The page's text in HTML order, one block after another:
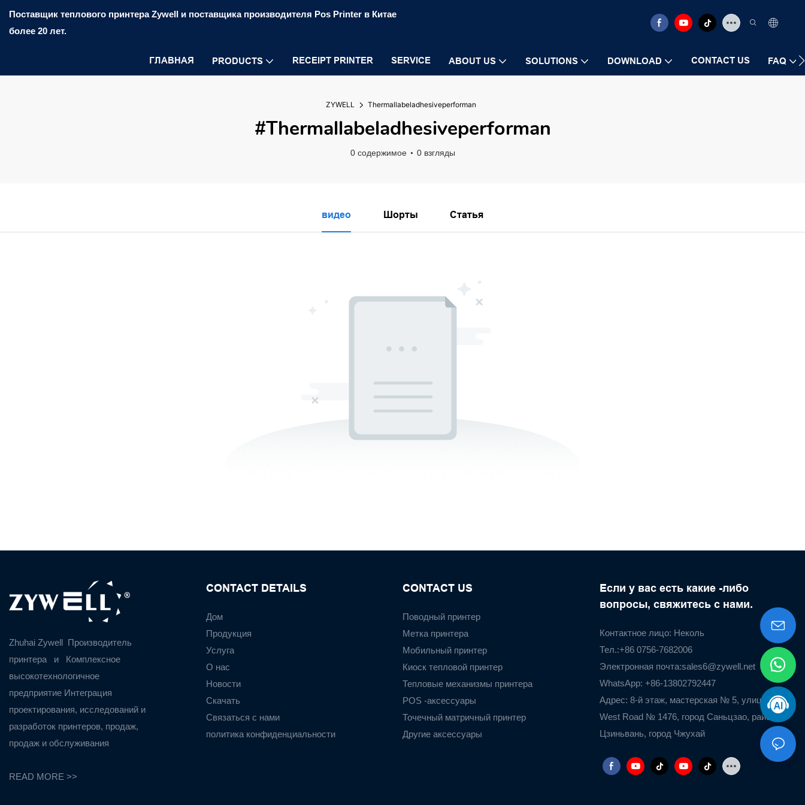
Поставщик теплового принтера Zywell и поставщика производителя Pos Printer в Китае
более 20 лет.
ГЛАВНАЯ PRODUCTS RECEIPT PRINTER SERVICE ABOUT US SOLUTIONS DOWNLOAD CONTACT US FAQ
ZYWELL Thermallabeladhesiveperforman
#Thermallabeladhesiveperforman
0 содержимое 0 взгляды
видео Шорты Статья
Zhuhai Zywell Производитель
принтера
и
Комплексное
высокотехнологичное
предприятие Интеграция
проектирования, исследований и
разработок принтеров, продаж,
продаж и обслуживания
READ MORE >>
CONTACT DETAILS
Дом
Продукция
Услуга
О нас
Новости
Скачать
Связаться с нами
политика конфиденциальности
CONTACT US
Поводный принтер
Метка принтера
Мобильный принтер
Киоск тепловой принтер
Тепловые механизмы принтера
POS -аксессуары
Точечный матричный принтер
Другие аксессуары
Если у вас есть какие -либо
вопросы, свяжитесь с нами.
Контактное лицо: Неколь
Тел.:+86 0756-7682006
Электронная почта:sales6@zywell.net
WhatsApp: +86-13802792447
Адрес: 8-й этаж, мастерская № 5, улица Airport
West Road № 1476, город Саньцзао, район
Цзиньвань, город Чжухай